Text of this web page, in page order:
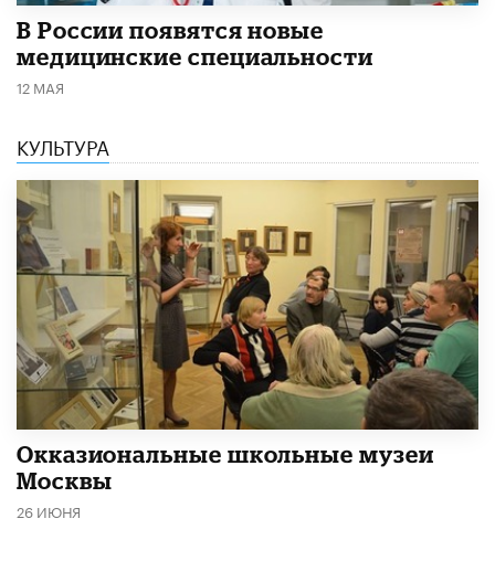
В России появятся новые
медицинские специальности
12 МАЯ
КУЛЬТУРА
​Окказиональные школьные музеи
Москвы
26 ИЮНЯ